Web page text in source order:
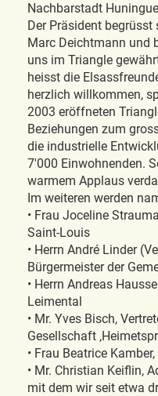
Nachbarstadt
Der Präsident begrüsst
Marc Deichtmann und
uns im Triangle
heisst die
herzlich willkommen,
2003 eröffneten
Beziehungen zum
die industrielle
7'000 Einwohnenden.
warmem Applaus
Im weiteren werden
• Frau Joceline
Saint-Louis
• Herrn André Linder
Bürgermeister der
• Herrn Andreas
Leimental
• Mr. Yves Bisch,
Gesellschaft
• Frau Beatrice
• Mr. Christian Keiflin,
mit dem wir seit etwa